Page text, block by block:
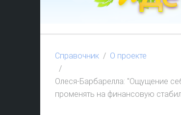
Справочник О проекте
Олеся-Барбарелла: "Ощущение
променять на финансовую